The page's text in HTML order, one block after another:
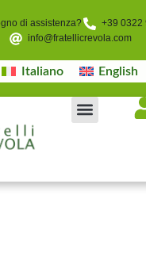
di assistenza?
+39 0322
info@fratellicrevola.com
Italiano English